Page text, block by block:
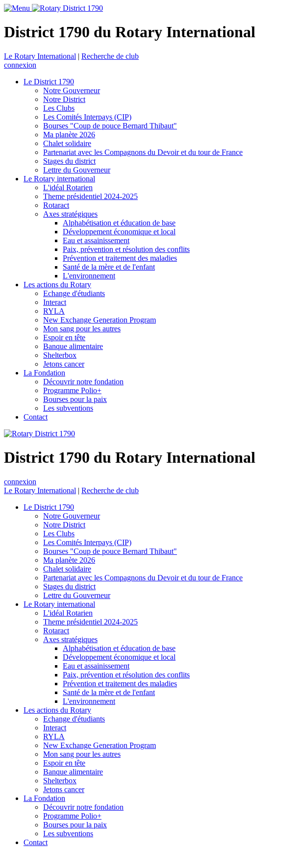
District 1790 du Rotary International
Le Rotary International | Recherche de club
connexion
Le District 1790
Notre Gouverneur
Notre District
Les Clubs
Les Comités Interpays (CIP)
Bourses "Coup de pouce Bernard Thibaut"
Ma planète 2026
Chalet solidaire
Partenariat avec les Compagnons du Devoir et du tour de France
Stages du district
Lettre du Gouverneur
Le Rotary international
L'idéal Rotarien
Theme présidentiel 2024-2025
Rotaract
Axes stratégiques
Alphabétisation et éducation de base
Développement économique et local
Eau et assainissement
Paix, prévention et résolution des conflits
Prévention et traitement des maladies
Santé de la mère et de l'enfant
L'environnement
Les actions du Rotary
Echange d'étudiants
Interact
RYLA
New Exchange Generation Program
Mon sang pour les autres
Espoir en tête
Banque alimentaire
Shelterbox
Jetons cancer
La Fondation
Découvrir notre fondation
Programme Polio+
Bourses pour la paix
Les subventions
Contact
District 1790 du Rotary International
connexion
Le Rotary International | Recherche de club
Le District 1790
Notre Gouverneur
Notre District
Les Clubs
Les Comités Interpays (CIP)
Bourses "Coup de pouce Bernard Thibaut"
Ma planète 2026
Chalet solidaire
Partenariat avec les Compagnons du Devoir et du tour de France
Stages du district
Lettre du Gouverneur
Le Rotary international
L'idéal Rotarien
Theme présidentiel 2024-2025
Rotaract
Axes stratégiques
Alphabétisation et éducation de base
Développement économique et local
Eau et assainissement
Paix, prévention et résolution des conflits
Prévention et traitement des maladies
Santé de la mère et de l'enfant
L'environnement
Les actions du Rotary
Echange d'étudiants
Interact
RYLA
New Exchange Generation Program
Mon sang pour les autres
Espoir en tête
Banque alimentaire
Shelterbox
Jetons cancer
La Fondation
Découvrir notre fondation
Programme Polio+
Bourses pour la paix
Les subventions
Contact